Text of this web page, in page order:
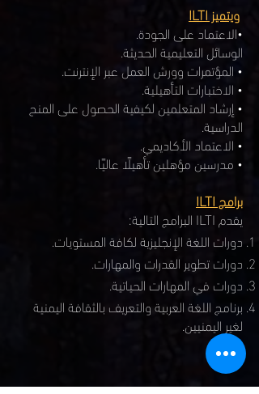
ويتميز ILTI
•الاعتماد على الجودة.
الوسائل التعليمية الحديثة.
• المؤتمرات وورش العمل عبر الإنترنت.
• الاختبارات التأهيلية.
• إرشاد المتعلمين لكيفية الحصول على المنح
الدراسية.
• الاعتماد الأكاديمي.
• مدرسين مؤهلين تأهيلًا عاليًا.
برامج ILTI
يقدم ILTI البرامج التالية:
دورات اللغة الإنجليزية لكافة المستويات.
دورات تطوير القدرات والمهارات.
دورات في المهارات الحياتية.
برنامج اللغة العربية والتعريف بالثقافة اليمنية
لغير اليمنيين.